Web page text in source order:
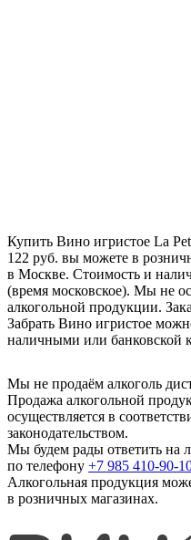
Купить Вино игристое La
122 руб. вы можете в
в Москве. Стоимость и
(время московское). Мы не
алкогольной продукции.
Забрать Вино игристое
наличными или банковской
Мы не продаём алкоголь
Продажа алкогольной
осуществляется в
законодательством.
Мы будем рады ответить на
по телефону +7 985 410-90-
Алкогольная продукция
в розничных магазинах.